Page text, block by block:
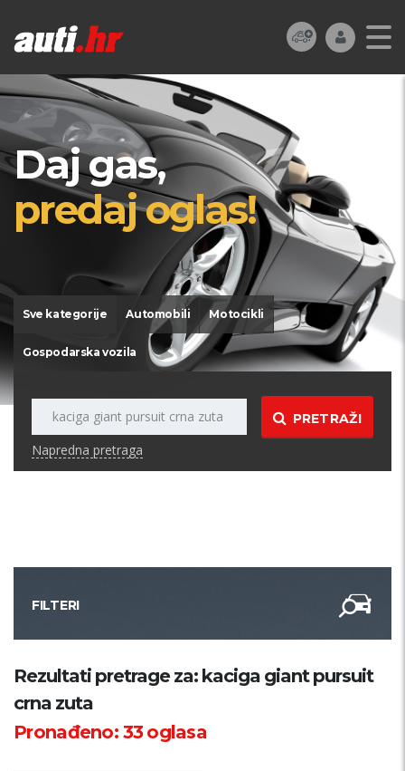
Daj gas,
predaj oglas!
Sve kategorije Automobili Motocikli
Gospodarska vozila
PRETRAŽI
Napredna pretraga
FILTERI
Kategorija
Županija
Rezultati pretrage za: kaciga giant pursuit
crna zuta
Pronađeno:33oglasa